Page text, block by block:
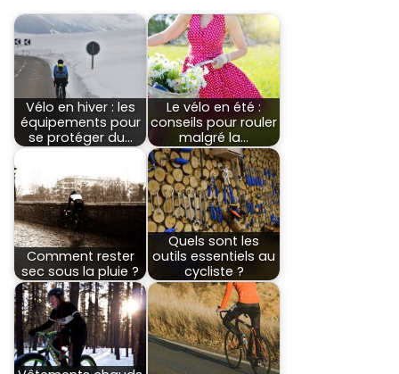
Vélo en hiver : les
équipements pour
se protéger du…
Le vélo en été :
conseils pour rouler
malgré la…
Comment rester
sec sous la pluie ?
Quels sont les
outils essentiels au
cycliste ?